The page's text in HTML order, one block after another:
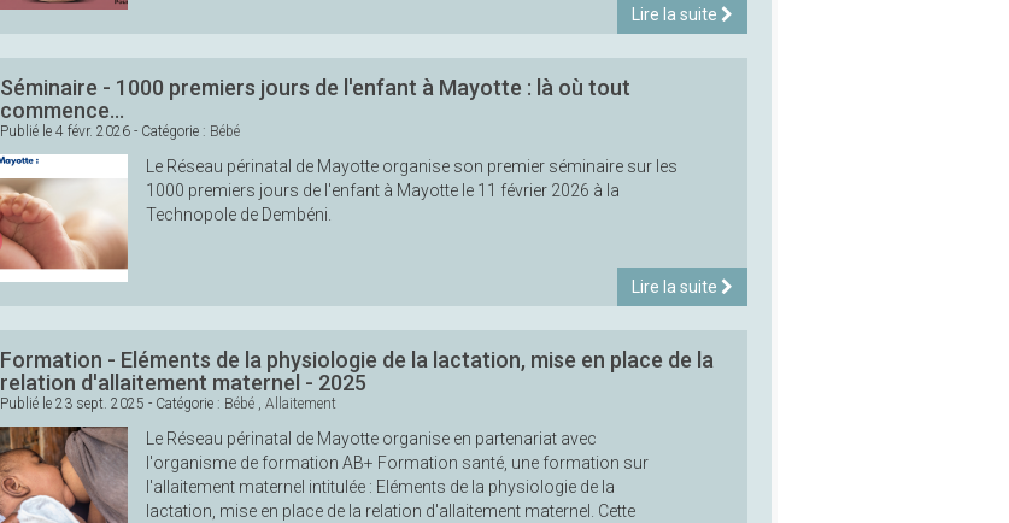
Lire la suite
Séminaire - 1000 premiers jours de l'enfant à Mayotte : là où tout
commence...
Publié le 4 févr. 2026 - Catégorie : Bébé
Le Réseau périnatal de Mayotte organise son premier séminaire sur les
1000 premiers jours de l'enfant à Mayotte le 11 février 2026 à la
Technopole de Dembéni.
Lire la suite
Formation - Eléments de la physiologie de la lactation, mise en place de la
relation d'allaitement maternel - 2025
Publié le 23 sept. 2025 - Catégorie : Bébé , Allaitement
Le Réseau périnatal de Mayotte organise en partenariat avec
l'organisme de formation AB+ Formation santé, une formation sur
l'allaitement maternel intitulée : Eléments de la physiologie de la
lactation, mise en place de la relation d'allaitement maternel. Cette